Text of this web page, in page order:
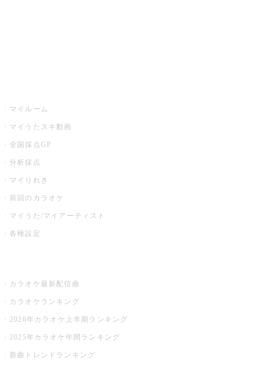
マイルーム
マイうたスキ動画
全国採点GP
分析採点
マイりれき
前回のカラオケ
マイうた/マイアーティスト
各種設定
カラオケ最新配信曲
カラオケランキング
2026年カラオケ上半期ランキング
2025年カラオケ年間ランキング
新曲トレンドランキング